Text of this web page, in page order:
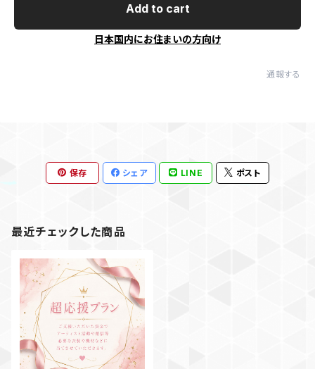
Add to cart
日本国内にお住まいの方向け
通報する
保存 シェア LINE ポスト
最近チェックした商品